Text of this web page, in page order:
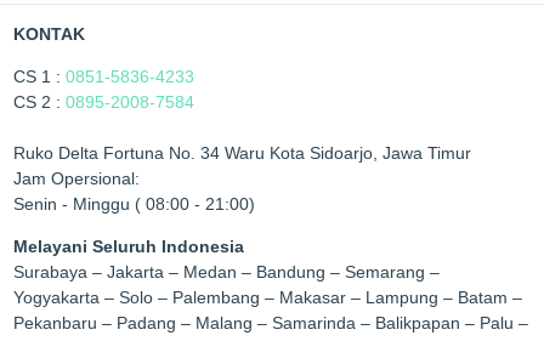
KONTAK
CS 1 :0851-5836-4233
CS 2 :0895-2008-7584
Ruko Delta Fortuna No. 34 Waru Kota Sidoarjo, Jawa Timur
Jam Opersional:
Senin - Minggu ( 08:00 - 21:00)
Melayani Seluruh Indonesia
Surabaya – Jakarta – Medan – Bandung – Semarang –
Yogyakarta – Solo – Palembang – Makasar – Lampung – Batam –
Pekanbaru – Padang – Malang – Samarinda – Balikpapan – Palu –